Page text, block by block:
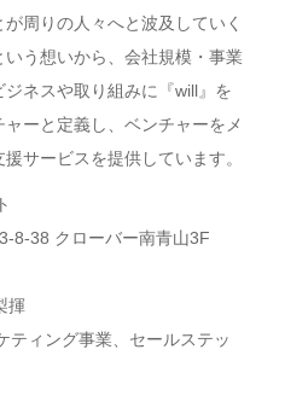
周りの人々へと波及していく
う想いから、会社規模・事業
ネスや取り組みに『will』を
ーと定義し、ベンチャーをメ
サービスを提供しています。
8-38 クローバー南青山3F
揮
ティング事業、セールステッ